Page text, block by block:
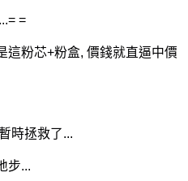
=
這粉芯+粉盒, 價錢就直逼中價
時拯救了...
步...